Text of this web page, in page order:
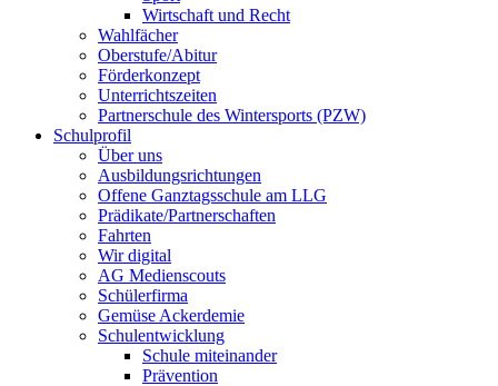
Wirtschaft und Recht
Wahlfächer
Oberstufe/Abitur
Förderkonzept
Unterrichtszeiten
Partnerschule des Wintersports (PZW)
Schulprofil
Über uns
Ausbildungsrichtungen
Offene Ganztagsschule am LLG
Prädikate/Partnerschaften
Fahrten
Wir digital
AG Medienscouts
Schülerfirma
Gemüse Ackerdemie
Schulentwicklung
Schule miteinander
Prävention